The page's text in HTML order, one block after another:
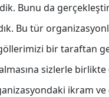
Bunu da
Bu tür
göllerimizi bir taraftan
sizlerle
ikram